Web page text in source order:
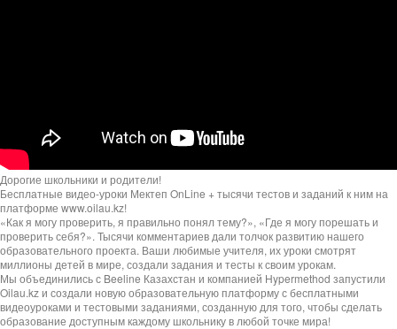
Дорогие школьники и родители!
Бесплатные видео-уроки Мектеп OnLine + тысячи тестов и заданий к ним на
платформе www.oilau.kz!
«Как я могу проверить, я правильно понял тему?», «Где я могу порешать и
проверить себя?». Тысячи комментариев дали толчок развитию нашего
образовательного проекта. Ваши любимые учителя, их уроки смотрят
миллионы детей в мире, создали задания и тесты к своим урокам.
Мы объединились с Beeline Казахстан и компанией Hypermethod запустили
Oilau.kz и создали новую образовательную платформу с бесплатными
видеоуроками и тестовыми заданиями, созданную для того, чтобы сделать
образование доступным каждому школьнику в любой точке мира!